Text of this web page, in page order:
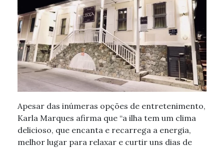
Apesar das inúmeras opções de entretenimento,
Karla Marques afirma que “a ilha tem um clima
delicioso, que encanta e recarrega a energia,
melhor lugar para relaxar e curtir uns dias de